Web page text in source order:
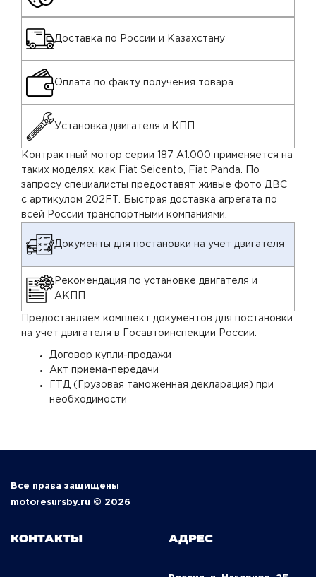
Доставка по России и Казахстану
Оплата по факту получения товара
Установка двигателя и КПП
Контрактный мотор серии 187 A1.000 применяется на
таких моделях, как Fiat Seicento, Fiat Panda. По
запросу специалисты предоставят живые фото ДВС
с артикулом 202FT. Быстрая доставка агрегата по
всей России транспортными компаниями.
Документы для постановки на учет двигателя
Рекомендация по установке двигателя и
АКПП
Предоставляем комплект документов для постановки
на учет двигателя в Госавтоинспекции России:
Договор купли-продажи
Акт приема-передачи
ГТД (Грузовая таможенная декларация) при
необходимости
Все права защищены
motoresursby.ru © 2026
КОНТАКТЫ АДРЕС